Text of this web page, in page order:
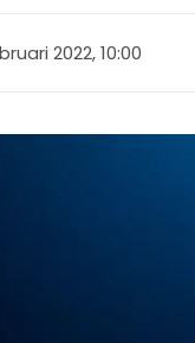
2022, 10:00